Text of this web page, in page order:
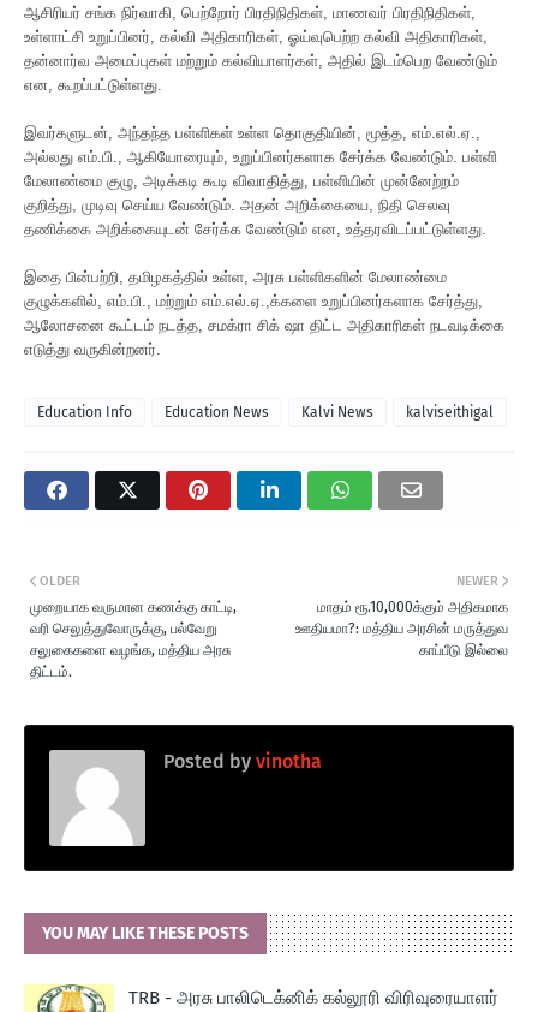
ஆசிரியர் சங்க நிர்வாகி, பெற்றோர் பிரதிநிதிகள், மாணவர் பிரதிநிதிகள்,
உள்ளாட்சி உறுப்பினர், கல்வி அதிகாரிகள், ஓய்வுபெற்ற கல்வி அதிகாரிகள்,
தன்னார்வ அமைப்புகள் மற்றும் கல்வியாளர்கள், அதில் இடம்பெற வேண்டும்
என, கூறப்பட்டுள்ளது.
இவர்களுடன், அந்தந்த பள்ளிகள் உள்ள தொகுதியின், மூத்த, எம்.எல்.ஏ.,
அல்லது எம்.பி., ஆகியோரையும், உறுப்பினர்களாக சேர்க்க வேண்டும். பள்ளி
மேலாண்மை குழு, அடிக்கடி கூடி விவாதித்து, பள்ளியின் முன்னேற்றம்
குறித்து, முடிவு செய்ய வேண்டும். அதன் அறிக்கையை, நிதி செலவு
தணிக்கை அறிக்கையுடன் சேர்க்க வேண்டும் என, உத்தரவிடப்பட்டுள்ளது.
இதை பின்பற்றி, தமிழகத்தில் உள்ள, அரசு பள்ளிகளின் மேலாண்மை
குழுக்களில், எம்.பி., மற்றும் எம்.எல்.ஏ.,க்களை உறுப்பினர்களாக சேர்த்து,
ஆலோசனை கூட்டம் நடத்த, சமக்ரா சிக் ஷா திட்ட அதிகாரிகள் நடவடிக்கை
எடுத்து வருகின்றனர்.
Education Info Education News Kalvi News kalviseithigal
NEWER
மாதம் ரூ.10,000க்கும் அதிகமாக
ஊதியமா?: மத்திய அரசின் மருத்துவ
காப்பீடு இல்லை
OLDER
முறையாக வருமான கணக்கு காட்டி,
வரி செலுத்துவோருக்கு, பல்வேறு
சலுகைகளை வழங்க, மத்திய அரசு
திட்டம்.
Posted by vinotha
YOU MAY LIKE THESE POSTS
TRB - அரசு பாலிடெக்னிக் கல்லூரி விரிவுரையாளர்